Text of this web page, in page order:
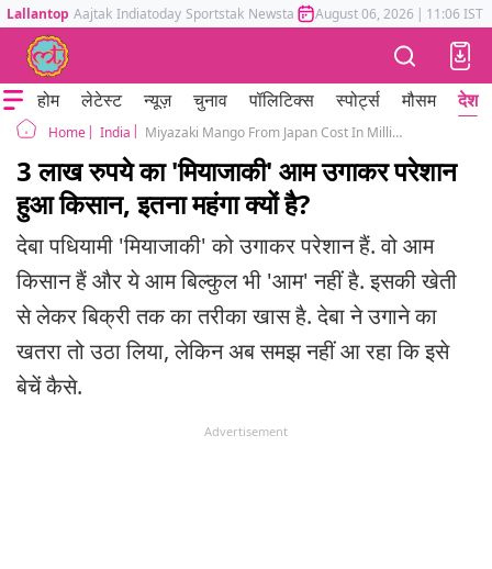
Lallantop Aajtak Indiatoday Sportstak Newstak Mumbai Tak Astrotak
August 06, 2026 | 11:06 IST
होम लेटेस्ट न्यूज़ चुनाव पॉलिटिक्स स्पोर्ट्स मौसम देश
Home India Miyazaki Mango From Japan Cost In Millions History Benefits Of This Fruit
3 लाख रुपये का 'मियाजाकी' आम उगाकर परेशान
हुआ किसान, इतना महंगा क्यों है?
देबा पधियामी 'मियाजाकी' को उगाकर परेशान हैं. वो आम
किसान हैं और ये आम बिल्कुल भी 'आम' नहीं है. इसकी खेती
से लेकर बिक्री तक का तरीका खास है. देबा ने उगाने का
खतरा तो उठा लिया, लेकिन अब समझ नहीं आ रहा कि इसे
बेचें कैसे.
Advertisement